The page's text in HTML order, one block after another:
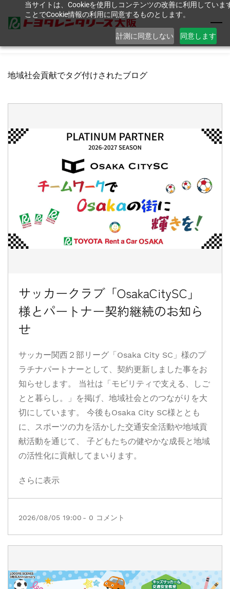
当サイトは、Cookieを使用しコンテンツの改善に利用していま
ことでCookie情報の利用に同意するものとします。
計測に同意しない 同意します
content
地域社会貢献でタグ付けされたブログ
サッカークラブ「OsakaCitySC」
様とパートナー契約継続のお知ら
せ
サッカー関西２部リーグ「Osaka City SC」様のプ
ラチナパートナーとして、契約更新しました事をお
知らせします。 当社は「モビリティで支える、しご
とと暮らし。」を掲げ、地域社会とのつながりを大
切にしています。 今後もOsaka City SC様ととも
に、スポーツの力を活かした交通安全活動や地域貢
献活動を通じて、 子どもたちの健やかな成長と地域
の活性化に貢献してまいります。
さらに表示
2026/08/05 19:00 - 0 コメント